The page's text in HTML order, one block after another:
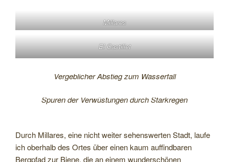
Millares
El Castillet
Vergeblicher Abstieg zum Wasserfall
Spuren der Verwüstungen durch Starkregen
Durch Millares, eine nicht weiter sehenswerten Stadt, laufe
ich oberhalb des Ortes über einen kaum auffindbaren
Bergpfad zur Biene, die an einem wunderschönen